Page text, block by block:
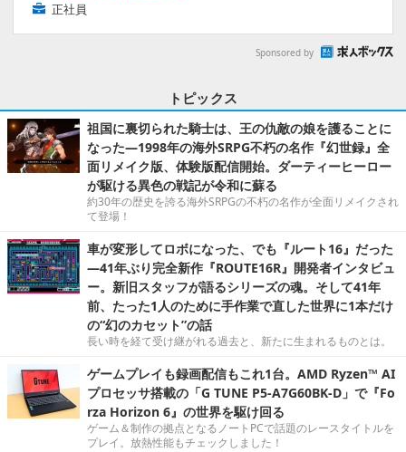
正社員
Sponsored by
トピックス
祖国に裏切られた騎士は、王の仇敵の娘を護ることに
なった―1998年の海外SRPG不朽の名作『幻世録』全
面リメイク版、体験版配信開始。ダーティーヒーロー
が駆ける異色の戦記が令和に蘇る
約30年の歴史を誇る海外SRPGの不朽の名作が全面リメイクされ
て登場！
車が変形してロボになった、でも『ルート16』だった
―41年ぶり完全新作『ROUTE16R』開発者インタビュ
ー。新旧スタッフが語るシリーズの魂。そして41年
前、たった1人のために手作業で直した世界に1本だけ
の“幻のカセット”の話
長い時を経て受け継がれる過去と、新たに生まれるものとは。
ゲームプレイも録画配信もこれ1台。AMD Ryzen™ AI
プロセッサ搭載の「G TUNE P5-A7G60BK-D」で『Fo
rza Horizon 6』の世界を駆け回る
ゲーム＆制作の拠点となるノートPCで話題のレースタイトルを
プレイ。放熱性能もチェックしました！